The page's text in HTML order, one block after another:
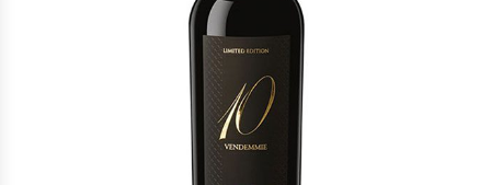
làm mê hồn giới thực khách trên khắp thế giới, họ biết
đã khai thác sự độc đáo của giống nho Montepulciano
d’Abruzzo, kết hợp giữa phương pháp sản xuất truyền thống
và công nghệ hiện đại để cho ra đời sản phẩm In & Out